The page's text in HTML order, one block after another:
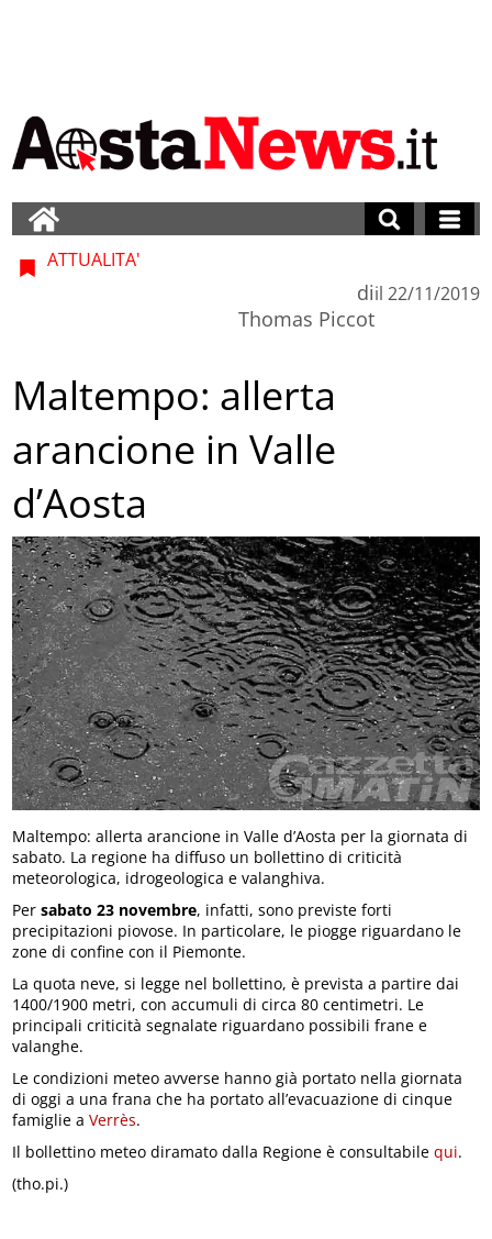
ATTUALITA'
di
Thomas Piccot
il 22/11/2019
Maltempo: allerta
arancione in Valle
d’Aosta
Maltempo: allerta arancione in Valle d’Aosta per la giornata di
sabato. La regione ha diffuso un bollettino di criticità
meteorologica, idrogeologica e valanghiva.
Persabato 23 novembre, infatti, sono previste forti
precipitazioni piovose. In particolare, le piogge riguardano le
zone di confine con il Piemonte.
La quota neve, si legge nel bollettino, è prevista a partire dai
1400/1900 metri, con accumuli di circa 80 centimetri. Le
principali criticità segnalate riguardano possibili frane e
valanghe.
Le condizioni meteo avverse hanno già portato nella giornata
di oggi a una frana che ha portato all’evacuazione di cinque
famiglie aVerrès.
Il bollettino meteo diramato dalla Regione è consultabilequi.
(tho.pi.)